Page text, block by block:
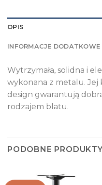
OPIS
INFORMACJE DODATKOWE
Wytrzymała, solidna i
wykonana z metalu. Jej
design gwarantują
rodzajem blatu.
PODOBNE PRODUKTY